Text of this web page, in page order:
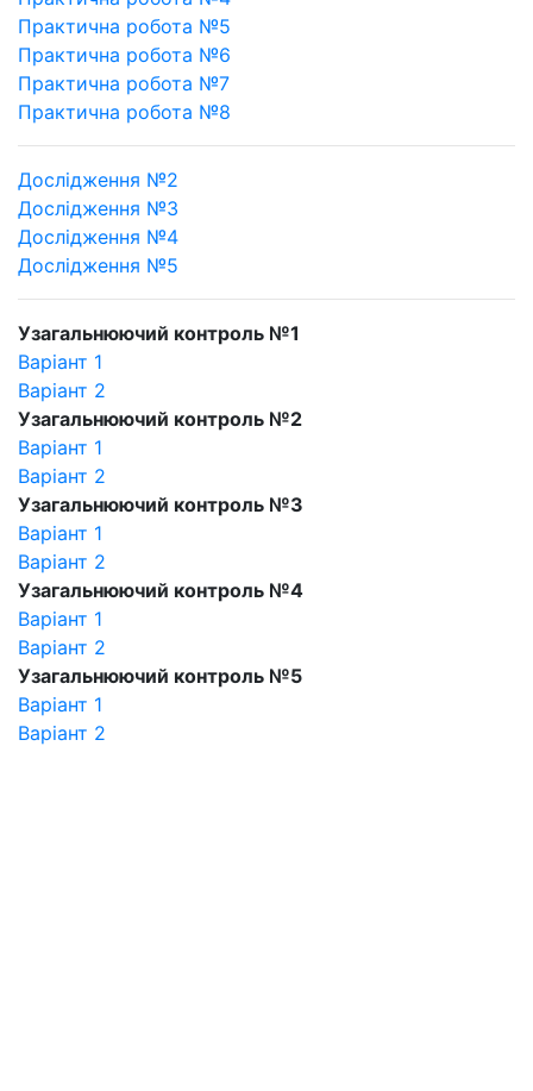
Практична робота №5
Практична робота №6
Практична робота №7
Практична робота №8
Дослідження №2
Дослідження №3
Дослідження №4
Дослідження №5
Узагальнюючий контроль №1
Варіант 1
Варіант 2
Узагальнюючий контроль №2
Варіант 1
Варіант 2
Узагальнюючий контроль №3
Варіант 1
Варіант 2
Узагальнюючий контроль №4
Варіант 1
Варіант 2
Узагальнюючий контроль №5
Варіант 1
Варіант 2